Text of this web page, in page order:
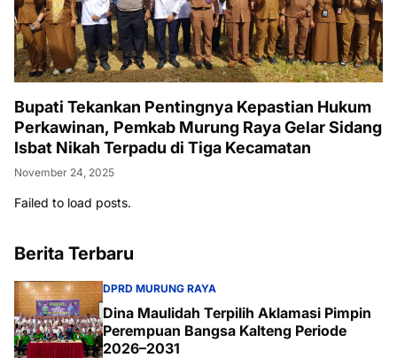
Bupati Tekankan Pentingnya Kepastian Hukum
Perkawinan, Pemkab Murung Raya Gelar Sidang
Isbat Nikah Terpadu di Tiga Kecamatan
November 24, 2025
Failed to load posts.
Berita Terbaru
DPRD MURUNG RAYA
Dina Maulidah Terpilih Aklamasi Pimpin
Perempuan Bangsa Kalteng Periode
2026–2031